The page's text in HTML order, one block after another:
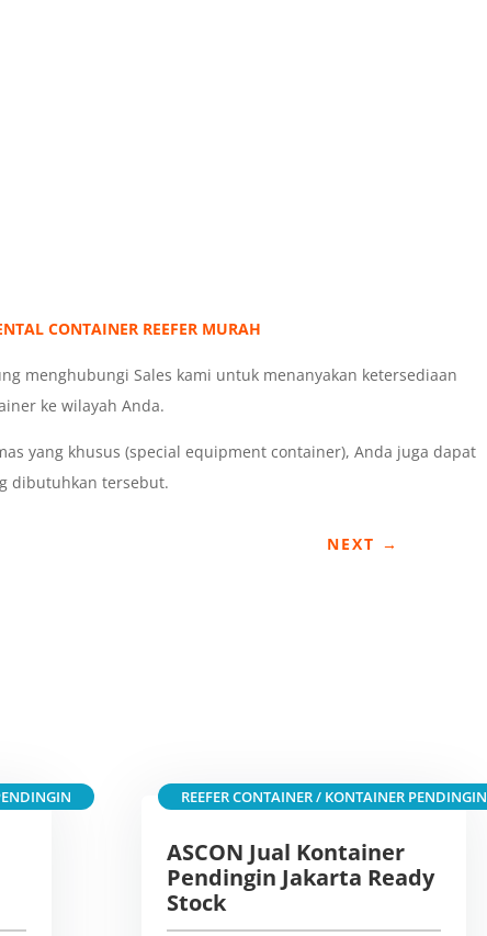
CONTAINER REEFER MURAH
menghubungi Sales kami untuk menanyakan ketersediaan
ke wilayah Anda.
yang khusus (special equipment container), Anda juga dapat
dibutuhkan tersebut.
NEXT →
ASCON Jual Kontainer
Pendingin Jakarta Ready
Stock
REEFER CONTAINER / KONTAINER PENDINGIN